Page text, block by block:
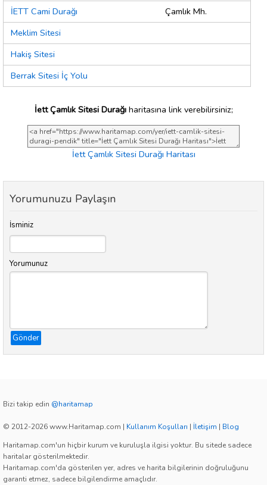
İETT Cami Durağı
Çamlık Mh.
Meklim Sitesi
Hakiş Sitesi
Berrak Sitesi İç Yolu
İett Çamlık Sitesi Durağıharitasına link verebilirsiniz;
İett Çamlık Sitesi Durağı Haritası
Yorumunuzu Paylaşın
İsminiz
Yorumunuz
Gönder
Bizi takip edin @haritamap
© 2012-2026 www.Haritamap.com | Kullanım Koşulları | İletişim | Blog
Haritamap.com'un hiçbir kurum ve kuruluşla ilgisi yoktur. Bu sitede sadece
haritalar gösterilmektedir.
Haritamap.com'da gösterilen yer, adres ve harita bilgilerinin doğruluğunu
garanti etmez, sadece bilgilendirme amaçlıdır.